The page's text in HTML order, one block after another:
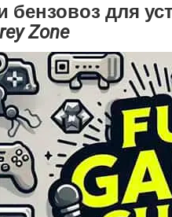
бензовоз для
Zone